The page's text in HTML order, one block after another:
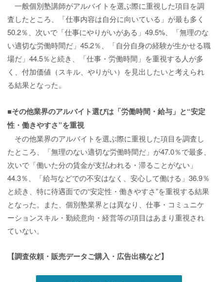
一般個別塾講師がアルバイトを選ぶ際に重視した項目を調
査したところ、「仕事内容は自分に向いている」が最も多く
50.2％、次いで「仕事にやりがいがある」49.5%、「無理のな
い適切な労働時間だ」45.2％、「自分自身の経験が生かせる職
場だ」44.5％と続き、「仕事・労働時間」を重視する人が多
く、付加価値（スキル、やりがい）を見出したいと考えられ
る結果となった。
■その他業界のアルバイト選びは「労働時間・給与」と“安定
性・働きやすさ”を重視
その他業界のアルバイトを選ぶ際に重視した項目を調査し
たところ、「無理のない適切な労働時間だ」が47.0％で最多、
次いで「働いた分の賃金が支払われる・滞ることがない」
44.3％、「給与などでの不安はなく、安心して働ける」36.9％
と続き、特に待遇面での“安定性・働きやすさ”を重視する結果
となった。また、個別塾業界とは異なり、仕事・コミュニケ
ーションスキル・勤続意向・経営等の項目はあまり重視され
ていない。
【調査依頼・販売データご購入・広告出稿など】